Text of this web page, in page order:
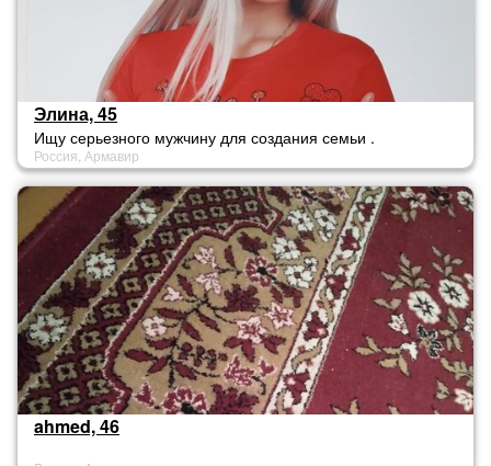
Элина, 45
Ищу серьезного мужчину для создания семьи .
Россия, Армавир
ahmed, 46